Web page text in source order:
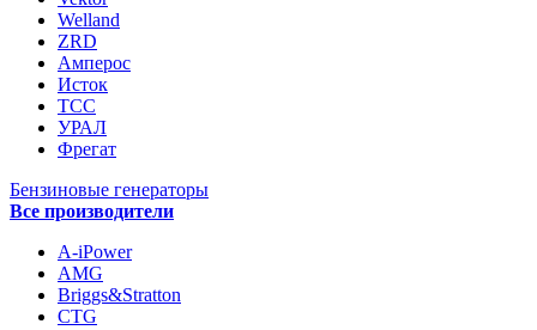
Welland
ZRD
Амперос
Исток
ТСС
УРАЛ
Фрегат
Бензиновые генераторы
Все производители
A-iPower
AMG
Briggs&Stratton
CTG